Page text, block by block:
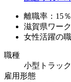
離職率：15
滋賀県ワー
女性活躍の
職種
小型トラッ
雇用形態